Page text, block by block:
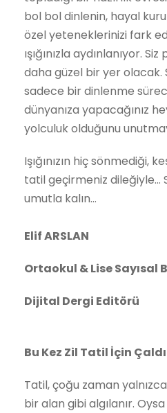
bol bol dinlenin, hayal
özel yeteneklerinizi fark
ışığınızla aydınlanıyor.
daha güzel bir yer
sadece bir dinlenme
dünyanıza yapacağınız
yolculuk olduğunu
Işığınızın hiç sönmediği,
tatil geçirmeniz dileğiyle…
umutla kalın…
Elif ARSLAN
Ortaokul & Lise Sayısal
Dijital Dergi Editörü
Bu Kez Zil Tatil İçin
Tatil, çoğu zaman
bir alan gibi algılanır.